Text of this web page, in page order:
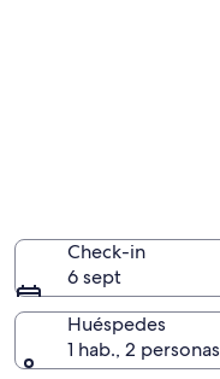
Check-in
6 sept
Huéspedes
1 hab., 2 personas